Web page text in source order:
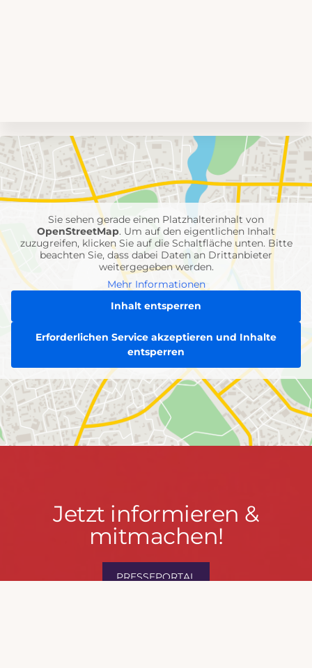
Umgebungskarte
mit
Feuerwehr-
Einheiten
Sie sehen gerade einen Platzhalterinhalt von
OpenStreetMap. Um auf den eigentlichen Inhalt
zuzugreifen, klicken Sie auf die Schaltfläche unten. Bitte
beachten Sie, dass dabei Daten an Drittanbieter
weitergegeben werden.
Mehr Informationen
Inhalt entsperren
Erforderlichen Service akzeptieren und Inhalte
entsperren
Jetzt
informieren
mitmachen!
Jetzt informieren &
mitmachen!
PRESSEPORTAL